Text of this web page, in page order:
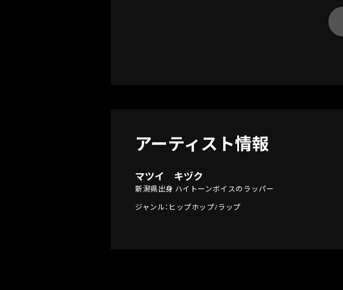
アーティスト情報
マツイ キヅク
新潟県出身 ハイトーンボイスのラッパー
ジャンル：ヒップホップ/ラップ